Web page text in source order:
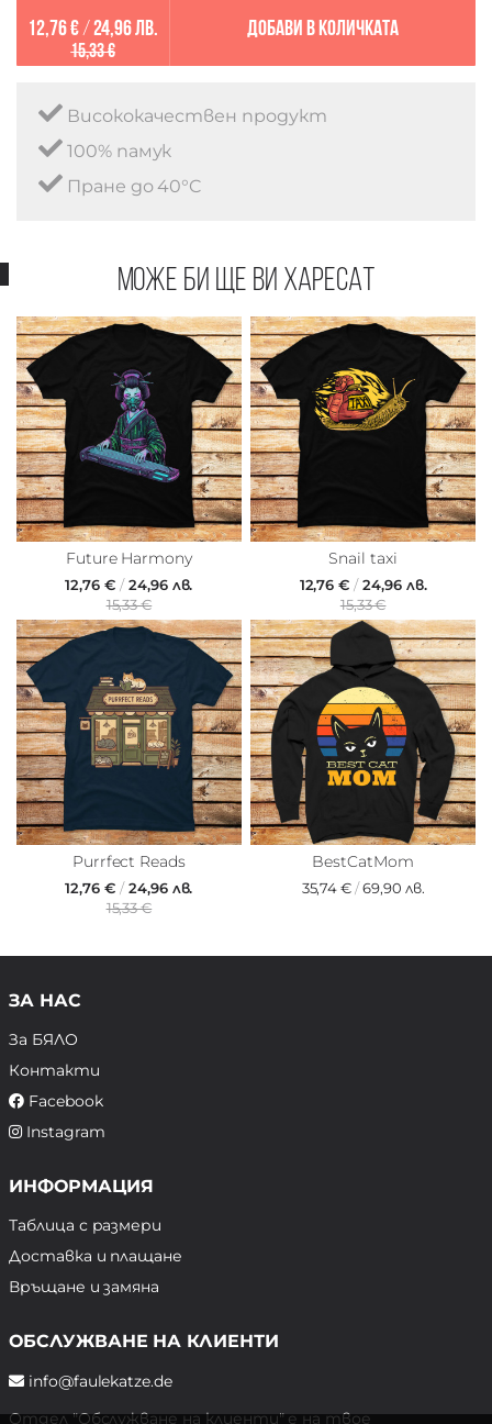
12,76 €/ 24,96 лв.
15,33 €
Добави в количката
Висококачествен продукт
100% памук
Пране до 40°C
Може би ще ви харесат
Future Harmony
12,76 € /24,96 лв.
15,33 €
Snail taxi
12,76 €/24,96 лв.
15,33 €
Purrfect Reads
12,76 € /24,96 лв.
15,33 €
BestCatMom
35,74 €/69,90 лв.
ЗА НАС
За БЯЛО
Контакти
Facebook
Instagram
ИНФОРМАЦИЯ
Таблица с размери
Доставка и плащане
Връщане и замяна
ОБСЛУЖВАНЕ НА КЛИЕНТИ
info@faulekatze.de
Отдел "Обслужване на клиенти" е на твое